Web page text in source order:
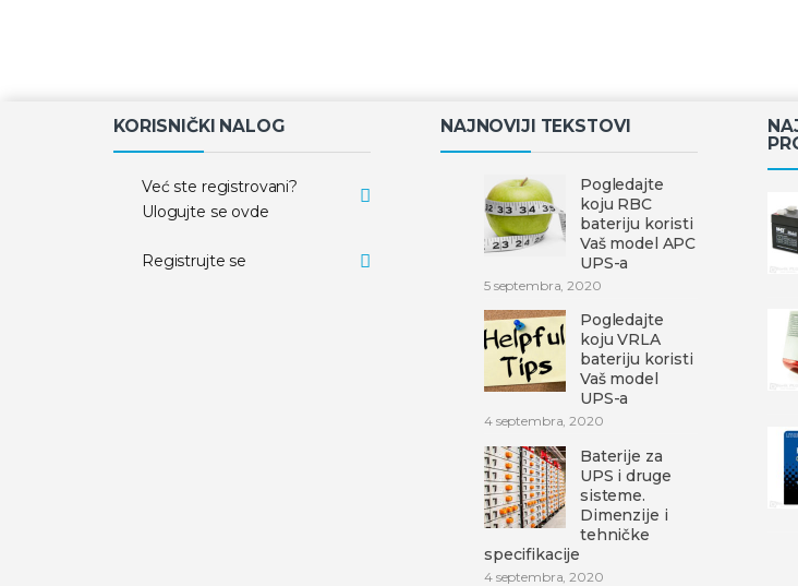
KORISNIČKI NALOG
Već ste registrovani?
Ulogujte se ovde
Registrujte se
NAJNOVIJI TEKSTOVI
Pogledajte
koju RBC
bateriju koristi
Vaš model APC
UPS-a
5 septembra, 2020
Pogledajte
koju VRLA
bateriju koristi
Vaš model
UPS-a
4 septembra, 2020
Baterije za
UPS i druge
sisteme.
Dimenzije i
tehničke
specifikacije
4 septembra, 2020